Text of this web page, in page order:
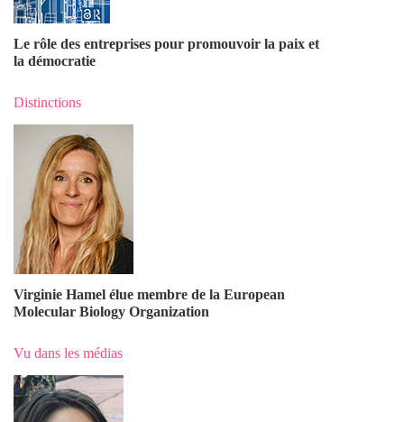
Le rôle des entreprises pour promouvoir la paix et
la démocratie
Distinctions
Virginie Hamel élue membre de la European
Molecular Biology Organization
Vu dans les médias